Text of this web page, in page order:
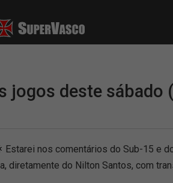
jogos deste sábado
nos comentários do Sub-15 e
diretamente do Nilton Santos, com